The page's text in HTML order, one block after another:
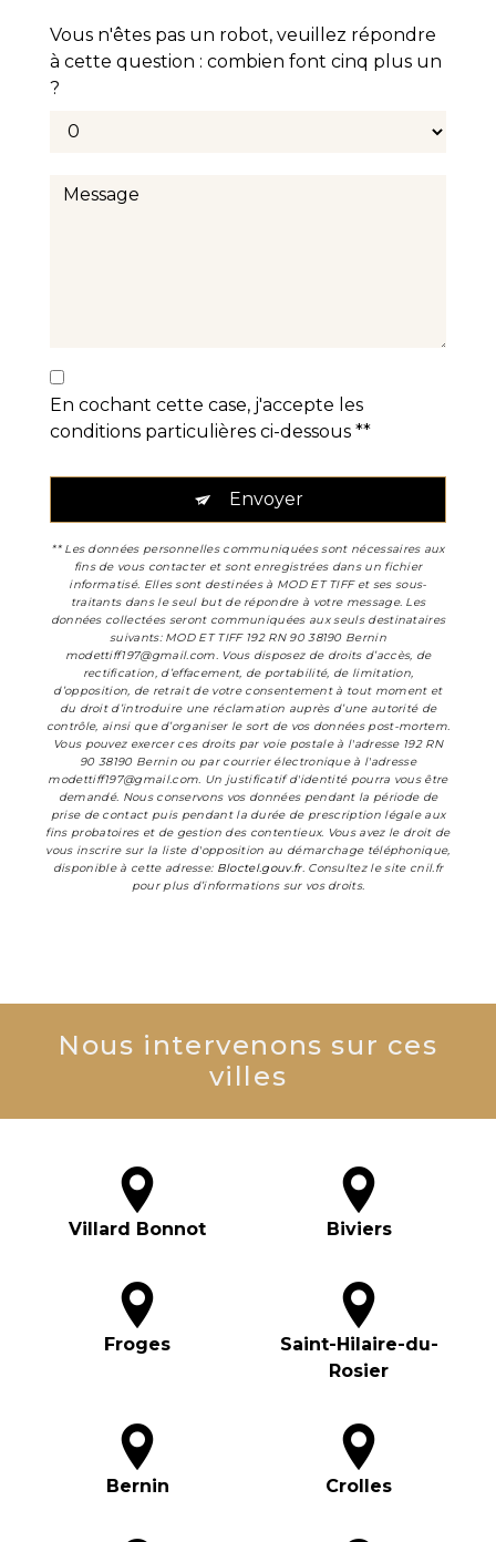
Vous n'êtes pas un robot, veuillez répondre
à cette question : combien font cinq plus un
?
En cochant cette case, j'accepte les
conditions particulières ci-dessous **
Envoyer
** Les données personnelles communiquées sont nécessaires aux
fins de vous contacter et sont enregistrées dans un fichier
informatisé. Elles sont destinées à MOD ET TIFF et ses sous-
traitants dans le seul but de répondre à votre message. Les
données collectées seront communiquées aux seuls destinataires
suivants: MOD ET TIFF 192 RN 90 38190 Bernin
modettiff197@gmail.com. Vous disposez de droits d’accès, de
rectification, d’effacement, de portabilité, de limitation,
d’opposition, de retrait de votre consentement à tout moment et
du droit d’introduire une réclamation auprès d’une autorité de
contrôle, ainsi que d’organiser le sort de vos données post-mortem.
Vous pouvez exercer ces droits par voie postale à l'adresse 192 RN
90 38190 Bernin ou par courrier électronique à l'adresse
modettiff197@gmail.com. Un justificatif d'identité pourra vous être
demandé. Nous conservons vos données pendant la période de
prise de contact puis pendant la durée de prescription légale aux
fins probatoires et de gestion des contentieux. Vous avez le droit de
vous inscrire sur la liste d'opposition au démarchage téléphonique,
disponible à cette adresse: Bloctel.gouv.fr. Consultez le site cnil.fr
pour plus d’informations sur vos droits.
Nous intervenons sur ces
villes
Villard Bonnot Biviers
Froges
Saint-Hilaire-du-
Rosier
Bernin Crolles